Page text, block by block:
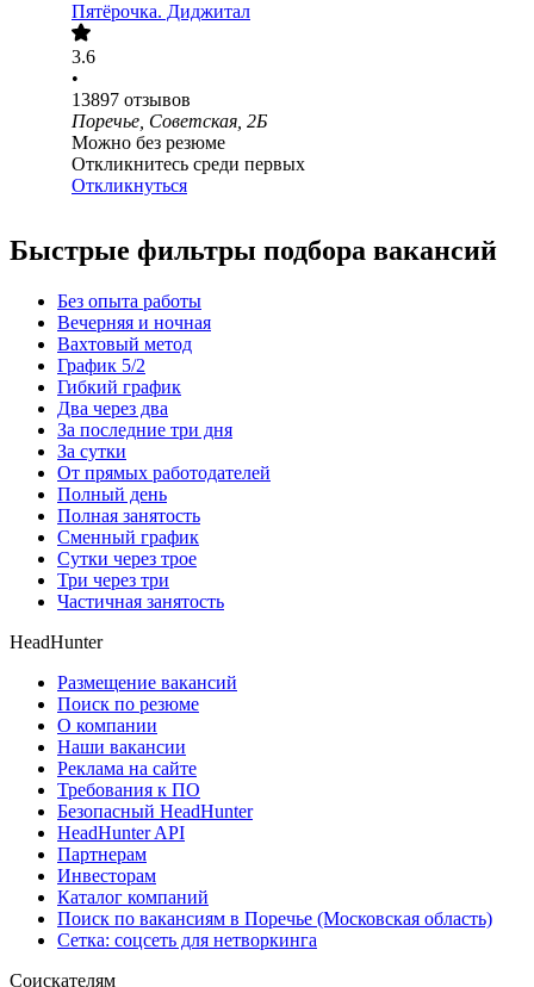
Пятёрочка. Диджитал
3.6
•
13897 отзывов
Поречье, Советская, 2Б
Можно без резюме
Откликнитесь среди первых
Откликнуться
Быстрые фильтры подбора вакансий
Без опыта работы
Вечерняя и ночная
Вахтовый метод
График 5/2
Гибкий график
Два через два
За последние три дня
За сутки
От прямых работодателей
Полный день
Полная занятость
Сменный график
Сутки через трое
Три через три
Частичная занятость
HeadHunter
Размещение вакансий
Поиск по резюме
О компании
Наши вакансии
Реклама на сайте
Требования к ПО
Безопасный HeadHunter
HeadHunter API
Партнерам
Инвесторам
Каталог компаний
Поиск по вакансиям в Поречье (Московская область)
Сетка: соцсеть для нетворкинга
Соискателям